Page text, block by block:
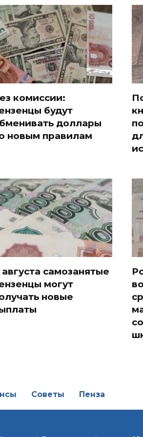
комиссии:
будут
доллары
новым правилам
самозанятые
могут
новые
Советы Пенза